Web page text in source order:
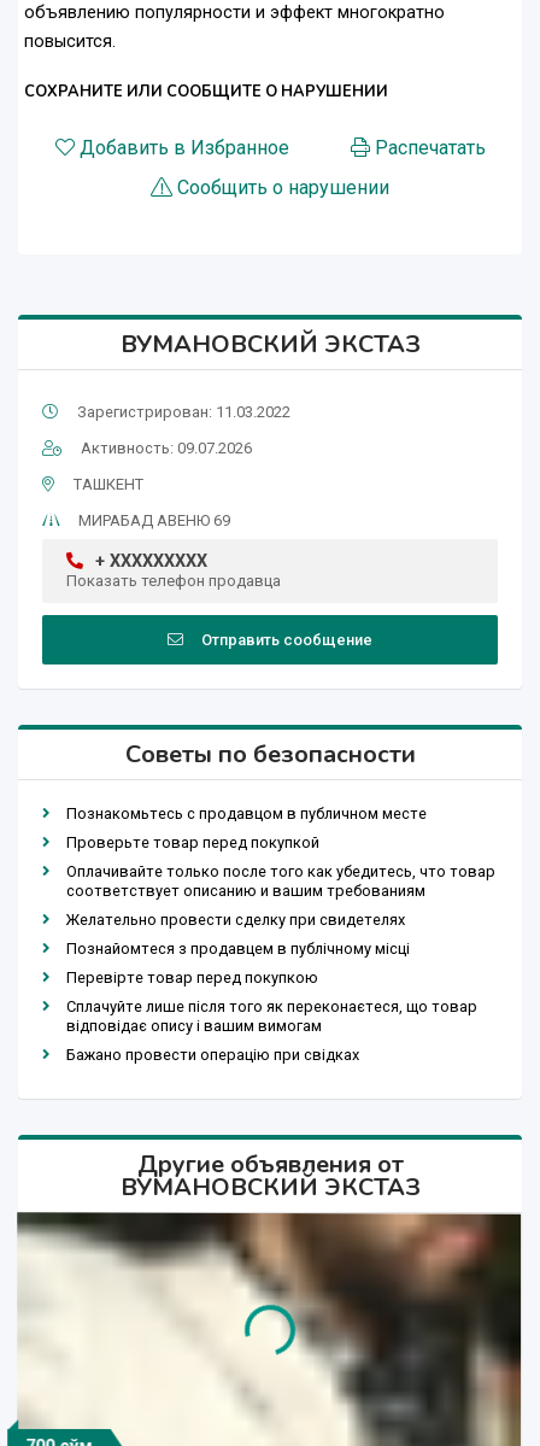
объявлению популярности и эффект многократно
повысится.
СОХРАНИТЕ ИЛИ СООБЩИТЕ О НАРУШЕНИИ
Добавить в Избранное
Распечатать
Сообщить о нарушении
ВУМАНОВСКИЙ ЭКСТАЗ
Зарегистрирован: 11.03.2022
Активность: 09.07.2026
ТАШКЕНТ
МИРАБАД АВЕНЮ 69
+ XXXXXXXXX
Показать телефон продавца
Отправить сообщение
Советы по безопасности
Познакомьтесь с продавцом в публичном месте
Проверьте товар перед покупкой
Оплачивайте только после того как убедитесь, что товар
соответствует описанию и вашим требованиям
Желательно провести сделку при свидетелях
Познайомтеся з продавцем в публічному місці
Перевірте товар перед покупкою
Сплачуйте лише після того як переконаєтеся, що товар
відповідає опису і вашим вимогам
Бажано провести операцію при свідках
Другие объявления от
ВУМАНОВСКИЙ ЭКСТАЗ